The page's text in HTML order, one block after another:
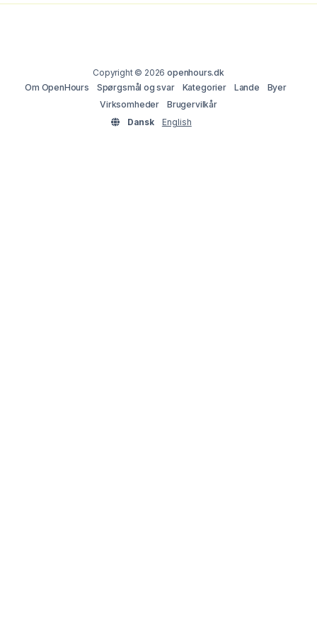
Copyright © 2026openhours.dk
Om OpenHours
Spørgsmål og svar Kategorier Lande
Byer
Virksomheder
Brugervilkår
Dansk
English